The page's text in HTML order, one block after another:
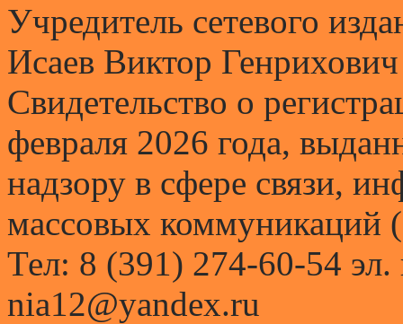
Учредитель сетевого
Исаев Виктор Генрихович
Свидетельство о
февраля 2026 года,
надзору в сфере связи,
массовых коммуникаций
Тел: 8 (391) 274-60-54 эл.
nia12@yandex.ru